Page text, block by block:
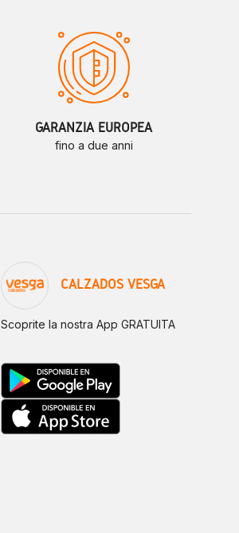
GARANZIA EUROPEA
fino a due anni
CALZADOS VESGA
Scoprite la nostra App GRATUITA